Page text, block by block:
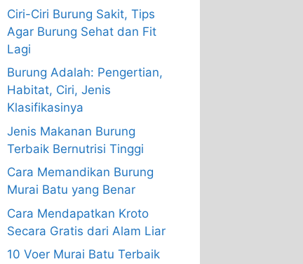
Ciri-Ciri Burung Sakit, Tips
Agar Burung Sehat dan Fit
Lagi
Burung Adalah: Pengertian,
Habitat, Ciri, Jenis
Klasifikasinya
Jenis Makanan Burung
Terbaik Bernutrisi Tinggi
Cara Memandikan Burung
Murai Batu yang Benar
Cara Mendapatkan Kroto
Secara Gratis dari Alam Liar
10 Voer Murai Batu Terbaik